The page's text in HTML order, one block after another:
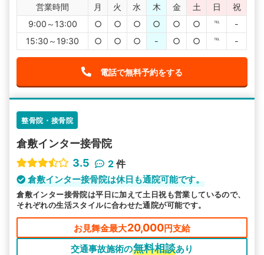
営業時間 月 火 水 木 金 土 日
祝
9:00～13:00
○ ○ ○ ○ ○ ○ ℡
-
15:30～19:30
○ ○ ○ - ○ ○ ℡ -
電話で無料予約をする
整骨院・接骨院
倉敷インター接骨院
3.5
2 件
倉敷インター接骨院は休日も通院可能です。
倉敷インター接骨院は平日に加えて土日祝も営業しているので、
それぞれの生活スタイルに合わせた通院が可能です。
お見舞金最大20,000円支給
交通事故施術の無料相談あり